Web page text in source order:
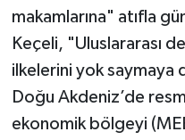
makamlarına" atıfla
Keçeli, "Uluslararası
ilkelerini yok saymaya
Doğu Akdeniz’de
ekonomik bölgeyi